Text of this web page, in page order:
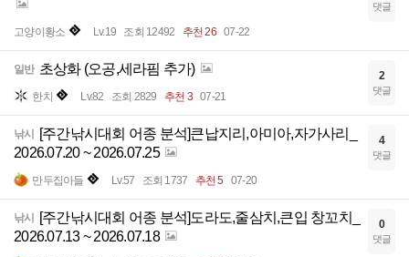
고양이황소 Lv.19 조회 12492 추천 26 07-22
댓글
일반 초상화 (오공,세라핌 추가)
한치 Lv.82 조회 2829 추천 3 07-21
2
댓글
낚시
[주간낚시대회 어종 분석]큰납지리,아미아,자가사리_
2026.07.20 ~ 2026.07.25
만두집아들 Lv.57 조회 1737 추천 5 07-20
4
댓글
낚시
[주간낚시대회 어종 분석]도라도,줄삼치,큰입 창꼬치_
2026.07.13 ~ 2026.07.18
0
댓글